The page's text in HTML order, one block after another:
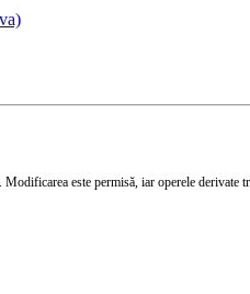
este permisă, iar operele